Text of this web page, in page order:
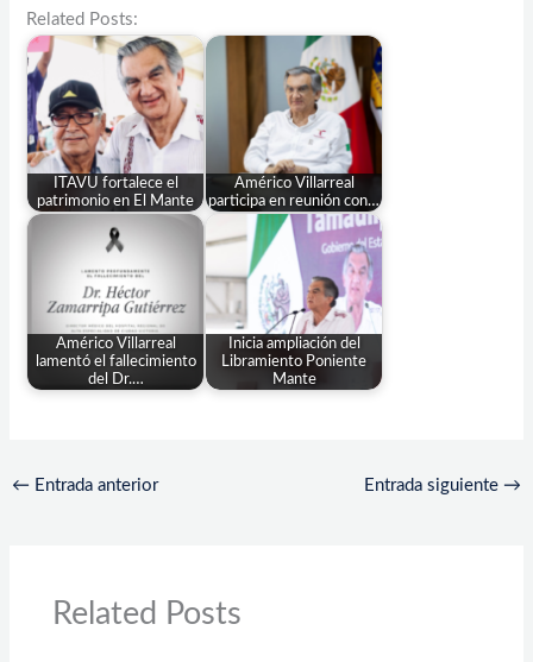
Related Posts:
ITAVU fortalece el
patrimonio en El Mante
Américo Villarreal
participa en reunión con…
Américo Villarreal
lamentó el fallecimiento
del Dr.…
Inicia ampliación del
Libramiento Poniente
Mante
← Entrada anterior Entrada siguiente →
Related Posts